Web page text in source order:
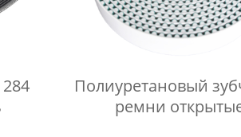
Полиуретановый
ремни